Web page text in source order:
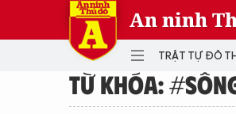
An ninh
TRẬT TỰ ĐÔ
TỪ KHÓA: